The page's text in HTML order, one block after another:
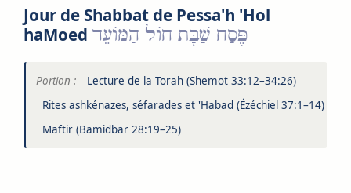
Jour de Shabbat de Pessa'h 'Hol
haMoed פֶּסַח שַׁבָּת חוֹל הַמּוֹעֵד
Portion :
Lecture de la Torah (Shemot 33:12–34:26)
Rites ashkénazes, séfarades et 'Habad (Ézéchiel 37:1–14)
Maftir (Bamidbar 28:19–25)